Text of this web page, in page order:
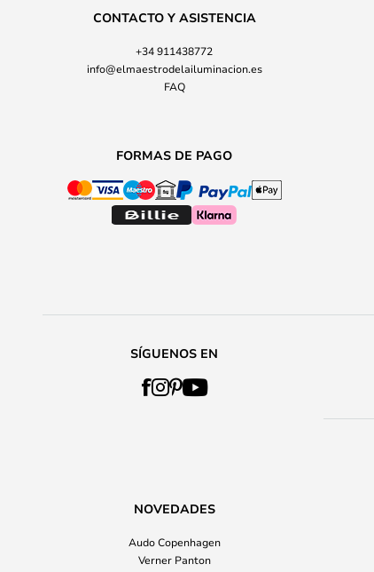
CONTACTO Y ASISTENCIA
+34 911438772
info@elmaestrodelailuminacion.es
FAQ
FORMAS DE PAGO
SÍGUENOS EN
NOVEDADES
Audo Copenhagen
Verner Panton